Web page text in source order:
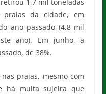
da cidade, em
ano passado (4,8 mil
ano). Em junho, a
de 38%.
praias, mesmo com
há muita sujeira que